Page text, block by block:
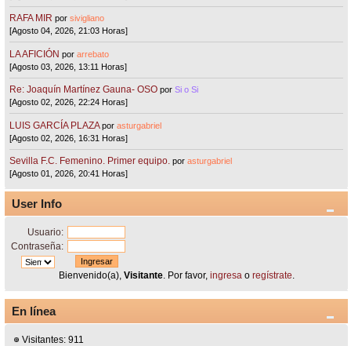
RAFA MIR porsivigliano
[Agosto 04, 2026, 21:03 Horas]
LA AFICIÓN porarrebato
[Agosto 03, 2026, 13:11 Horas]
Re: Joaquín Martínez Gauna- OSO porSi o Si
[Agosto 02, 2026, 22:24 Horas]
LUIS GARCÍA PLAZA porasturgabriel
[Agosto 02, 2026, 16:31 Horas]
Sevilla F.C. Femenino. Primer equipo. porasturgabriel
[Agosto 01, 2026, 20:41 Horas]
User Info
Usuario:
Contraseña:
Bienvenido(a), Visitante. Por favor, ingresao regístrate.
En línea
Visitantes: 911